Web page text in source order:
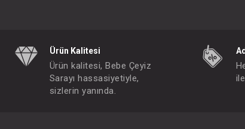
Ürün Kalitesi
Ürün kalitesi, Bebe Çeyiz
Sarayı hassasiyetiyle,
sizlerin yanında.